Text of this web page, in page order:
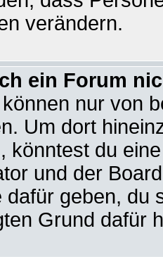
verändern.
ein Forum
nur von
Um dort
könntest du
und der
dafür geben, du
Grund dafür